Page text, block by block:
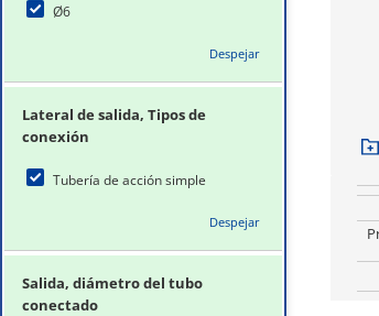
Ø6
Despejar
Lateral de salida, Tipos de
conexión
Tubería de acción simple
Despejar
Salida, diámetro del tubo
conectado